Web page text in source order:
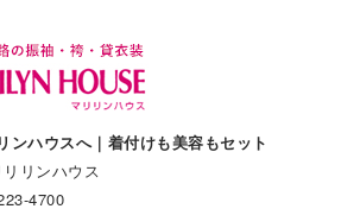
ンハウスへ｜着付けも美容もセット
リンハウス
4700